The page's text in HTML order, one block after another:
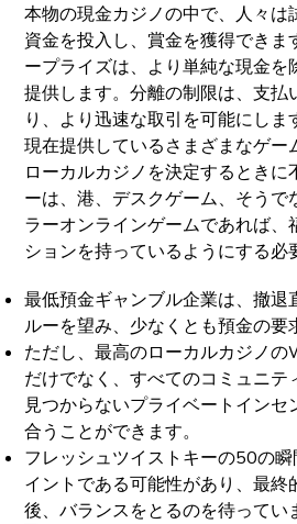
本物の現金カジノの中で、人々は
資金を投入し、賞金を獲得できま
ープライズは、より単純な現金を
提供します。分離の制限は、支払
り、より迅速な取引を可能にし
現在提供しているさまざまなゲー
ローカルカジノを決定するときに
ーは、港、デスクゲーム、そうで
ラーオンラインゲームであれば
ションを持っているようにする必
最低預金ギャンブル企業は、撤退
ルーを望み、少なくとも預金の要
ただし、最高のローカルカジノの
だけでなく、すべてのコミュニテ
見つからないプライベートインセ
合うことができます。
フレッシュツイストキーの50の
イントである可能性があり、最終
後、バランスをとるのを待ってい